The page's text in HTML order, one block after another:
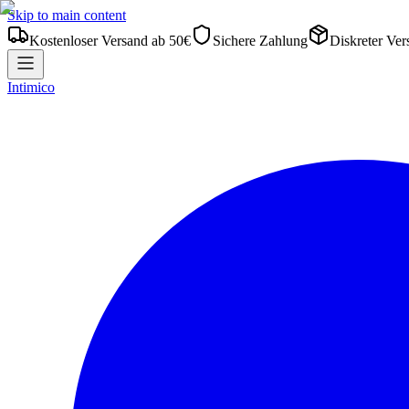
Skip to main content
Kostenloser Versand ab 50€
Sichere Zahlung Diskreter
Intimico